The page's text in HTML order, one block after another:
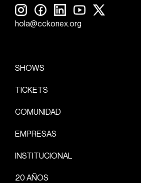
hola@cckonex.org
SHOWS
TICKETS
COMUNIDAD
EMPRESAS
INSTITUCIONAL
20 AÑOS